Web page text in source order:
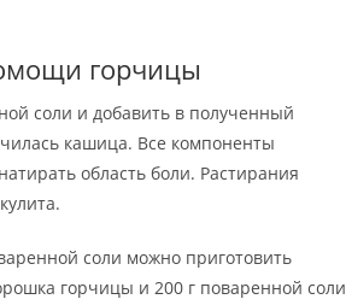
горчицы
соли и добавить в полученный
кашица. Все компоненты
область боли. Растирания
соли можно приготовить
горчицы и 200 г поваренной соли